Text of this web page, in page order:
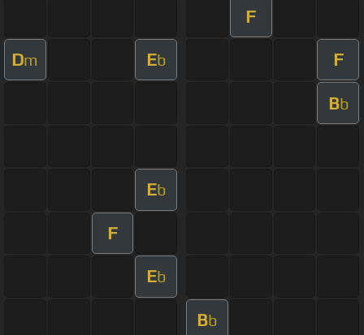
F
Dm Eb F
Bb
Eb
F
Eb
Bb